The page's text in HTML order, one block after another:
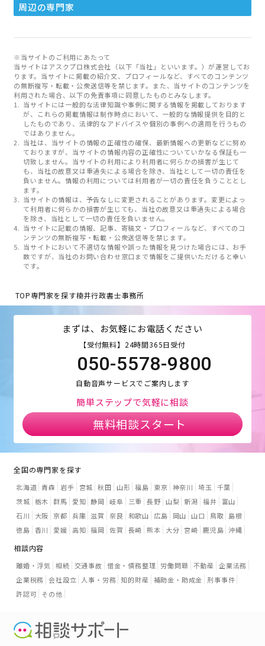
周辺の専門家
※当サイトのご利用にあたって
当サイトはアスクプロ株式会社（以下「当社」といいます。）が運営してお
ります。当サイトに掲載の紹介文、プロフィールなど、すべてのコンテンツ
の無断複写・転載・公衆送信等を禁じます。また、当サイトのコンテンツを
利用された場合、以下の免責事項に同意したものとみなします。
当サイトには一般的な法律知識や事例に関する情報を掲載しております
が、これらの掲載情報は制作時点において、一般的な情報提供を目的と
したものであり、法律的なアドバイスや個別の事例への適用を行うもの
ではありません。
当社は、当サイトの情報の正確性の確保、最新情報への更新などに努め
ておりますが、当サイトの情報内容の正確性についていかなる保証も一
切致しません。当サイトの利用により利用者に何らかの損害が生じて
も、当社の故意又は重過失による場合を除き、当社として一切の責任を
負いません。情報の利用については利用者が一切の責任を負うこととし
ます。
当サイトの情報は、予告なしに変更されることがあります。変更によっ
て利用者に何らかの損害が生じても、当社の故意又は重過失による場合
を除き、当社として一切の責任を負いません。
当サイトに記載の情報、記事、寄稿文・プロフィールなど、すべてのコ
ンテンツの無断複写・転載・公衆送信等を禁じます。
当サイトにおいて不適切な情報や誤った情報を見つけた場合には、お手
数ですが、当社のお問い合わせ窓口まで情報をご提供いただけると幸い
です。
TOP専門家を探す楠井行政書士事務所
まずは、お気軽にお電話ください
【受付無料】24時間365日受付
050-5578-9800
自動音声サービスでご案内します
簡単ステップで気軽に相談
無料相談スタート
全国の専門家を探す
北海道 青森 岩手 宮城 秋田 山形 福島 東京 神奈川 埼玉 千葉
茨城 栃木 群馬 愛知 静岡 岐阜 三重 長野 山梨 新潟 福井
富山
石川
大阪 京都 兵庫 滋賀 奈良 和歌山 広島 岡山 山口 鳥取
島根
徳島 香川 愛媛 高知 福岡 佐賀 長崎 熊本 大分 宮崎 鹿児島 沖縄
相談内容
離婚・浮気 相続 交通事故 借金・債務整理 労働問題 不動産 企業法務
企業税務 会社設立 人事・労務 知的財産 補助金・助成金 刑事事件
許認可 その他